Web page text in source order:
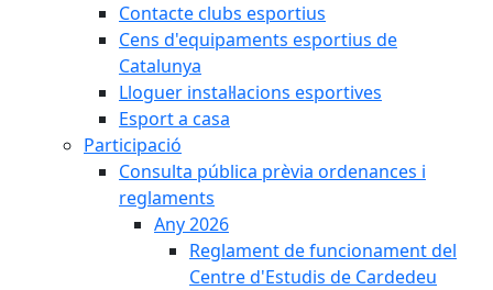
Contacte clubs esportius
Cens d'equipaments esportius de
Catalunya
Lloguer instal·lacions esportives
Esport a casa
Participació
Consulta pública prèvia ordenances i
reglaments
Any 2026
Reglament de funcionament del
Centre d'Estudis de Cardedeu